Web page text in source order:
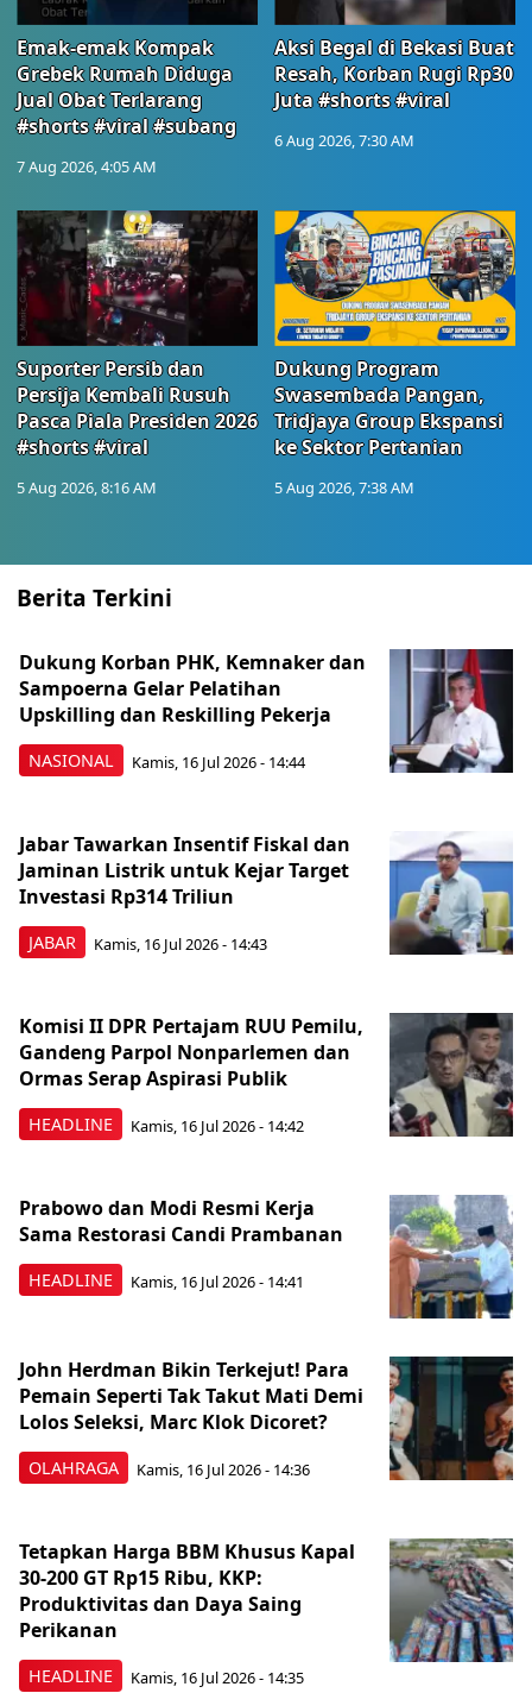
Emak-emak Kompak
Grebek Rumah Diduga
Jual Obat Terlarang
#shorts #viral #subang
7 Aug 2026, 4:05 AM
Aksi Begal di Bekasi Buat
Resah, Korban Rugi Rp30
Juta #shorts #viral
6 Aug 2026, 7:30 AM
Suporter Persib dan
Persija Kembali Rusuh
Pasca Piala Presiden 2026
#shorts #viral
5 Aug 2026, 8:16 AM
Dukung Program
Swasembada Pangan,
Tridjaya Group Ekspansi
ke Sektor Pertanian
5 Aug 2026, 7:38 AM
Berita Terkini
NASIONAL
Dukung Korban PHK, Kemnaker dan
Sampoerna Gelar Pelatihan
Upskilling dan Reskilling Pekerja
Kamis, 16 Jul 2026 - 14:44
JABAR
Jabar Tawarkan Insentif Fiskal dan
Jaminan Listrik untuk Kejar Target
Investasi Rp314 Triliun
Kamis, 16 Jul 2026 - 14:43
HEADLINE
Komisi II DPR Pertajam RUU Pemilu,
Gandeng Parpol Nonparlemen dan
Ormas Serap Aspirasi Publik
Kamis, 16 Jul 2026 - 14:42
HEADLINE
Prabowo dan Modi Resmi Kerja
Sama Restorasi Candi Prambanan
Kamis, 16 Jul 2026 - 14:41
OLAHRAGA
John Herdman Bikin Terkejut! Para
Pemain Seperti Tak Takut Mati Demi
Lolos Seleksi, Marc Klok Dicoret?
Kamis, 16 Jul 2026 - 14:36
HEADLINE
Tetapkan Harga BBM Khusus Kapal
30-200 GT Rp15 Ribu, KKP:
Produktivitas dan Daya Saing
Perikanan
Kamis, 16 Jul 2026 - 14:35